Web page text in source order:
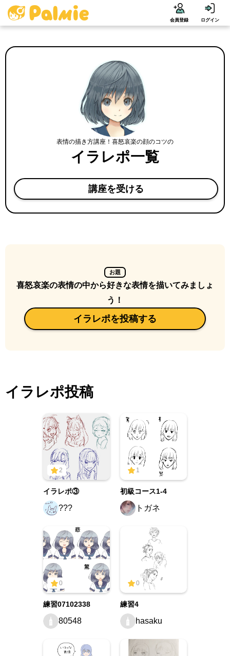
会員登録 ログイン
表情の描き方講座！喜怒哀楽の顔のコツの
イラレポ一覧
講座を受ける
お題
喜怒哀楽の表情の中から好きな表情を描いてみましょ
う！
イラレポを投稿する
イラレポ投稿
2
イラレポ③
???
1
初級コース1-4
トガネ
0
練習07102338
80548
0
練習4
hasaku